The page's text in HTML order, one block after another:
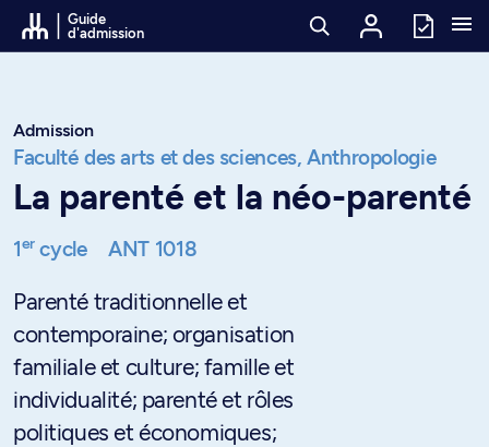
Passer au contenu
Guide
d'admission
Admission
Faculté des arts et des sciences, Anthropologie
La parenté et la néo-parenté
1ercycle ANT 1018
Parenté traditionnelle et
contemporaine; organisation
familiale et culture; famille et
individualité; parenté et rôles
politiques et économiques;